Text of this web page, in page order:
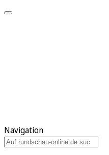
Navigation